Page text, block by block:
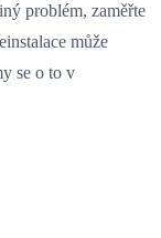
problém, zaměřte
může
se o to v